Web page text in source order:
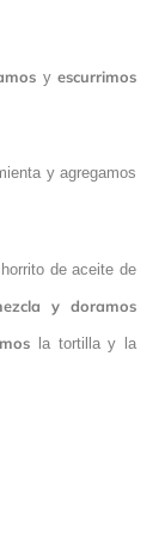
y escurrimos
y agregamos
de aceite de
y doramos
la tortilla y la